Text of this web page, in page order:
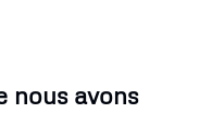
nous avons